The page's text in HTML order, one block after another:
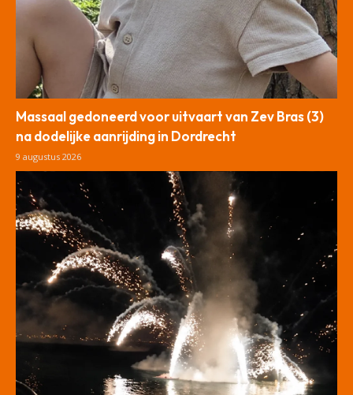
Massaal gedoneerd voor uitvaart van Zev Bras (3)
na dodelijke aanrijding in Dordrecht
9 augustus 2026